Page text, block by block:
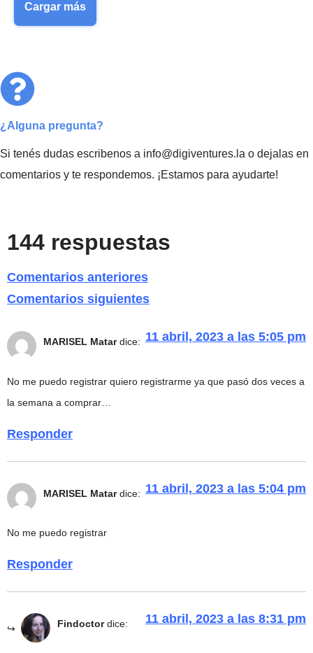
Cargar más
¿Alguna pregunta?
Si tenés dudas escribenos a info@digiventures.la o dejalas en
comentarios y te respondemos. ¡Estamos para ayudarte!
144 respuestas
Comentarios anteriores
Comentarios siguientes
MARISEL Matar dice: 11 abril, 2023 a las 5:05 pm
No me puedo registrar quiero registrarme ya que pasó dos veces a
la semana a comprar…
Responder
MARISEL Matar dice: 11 abril, 2023 a las 5:04 pm
No me puedo registrar
Responder
Findoctor dice: 11 abril, 2023 a las 8:31 pm